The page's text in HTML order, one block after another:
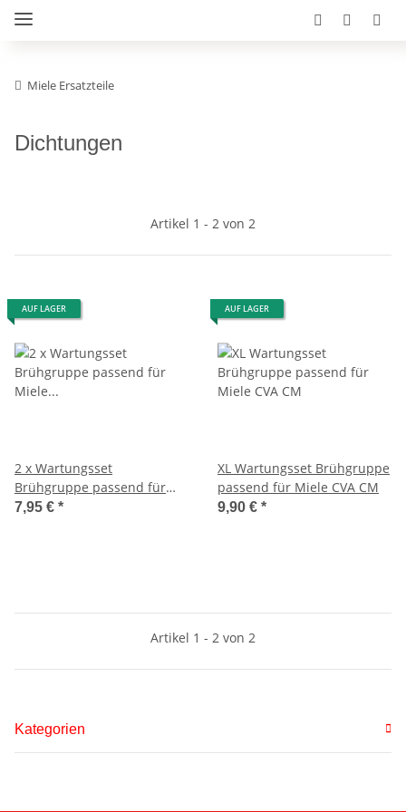
Miele Ersatzteile
Dichtungen
Artikel 1 - 2 von 2
AUF LAGER
2 x Wartungsset
Brühgruppe passend für
Miele CVA CM
7,95 € *
AUF LAGER
XL Wartungsset Brühgruppe
passend für Miele CVA CM
9,90 € *
Artikel 1 - 2 von 2
Kategorien